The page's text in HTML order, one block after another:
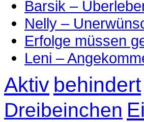
Barsik –
Nelly –
Erfolge müssen
Leni –
Aktiv behindert
Dreibeinchen